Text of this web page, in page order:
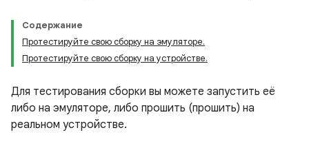
Содержание
Протестируйте свою сборку на эмуляторе.
Протестируйте свою сборку на устройстве.
Для тестирования сборки вы можете запустить её
либо на эмуляторе, либо прошить (прошить) на
реальном устройстве.